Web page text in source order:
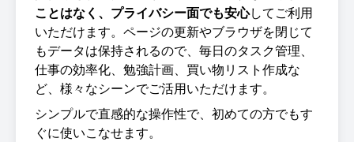
ことはなく、プライバシー面でも安心してご利用
いただけます。ページの更新やブラウザを閉じて
もデータは保持されるので、毎日のタスク管理、
仕事の効率化、勉強計画、買い物リスト作成な
ど、様々なシーンでご活用いただけます。
シンプルで直感的な操作性で、初めての方でもす
ぐに使いこなせます。